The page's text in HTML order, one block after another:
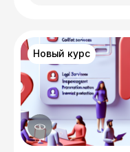
Новый курс